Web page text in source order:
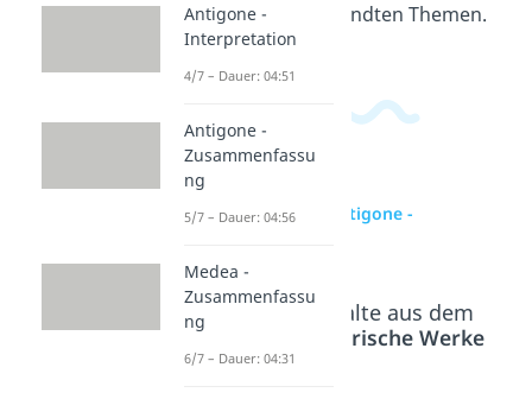
diesem und verwandten Themen.
zur Videoseite: Antigone -
Beliebte Inhalte aus dem
Literarische Werke
Antigone -
Interpretation
4/7 – Dauer: 04:51
Antigone -
Zusammenfassu
ng
5/7 – Dauer: 04:56
Medea -
Zusammenfassu
ng
6/7 – Dauer: 04:31